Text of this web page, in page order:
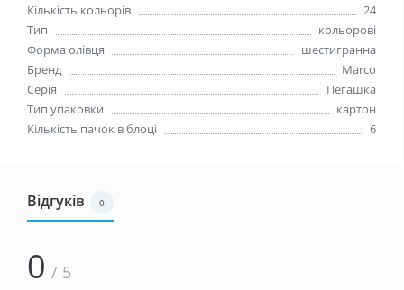
Кількість кольорів
24
Тип
кольорові
Форма олівця
шестигранна
Бренд
Marco
Серія
Пегашка
Тип упаковки
картон
Кількість пачок в блоці
6
Відгуків 0
0 / 5